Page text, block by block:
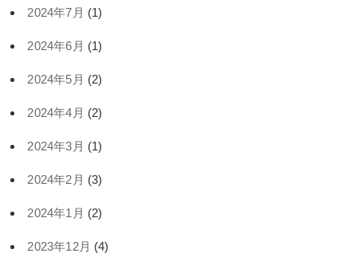
2024年7月 (1)
2024年6月 (1)
2024年5月 (2)
2024年4月 (2)
2024年3月 (1)
2024年2月 (3)
2024年1月 (2)
2023年12月 (4)